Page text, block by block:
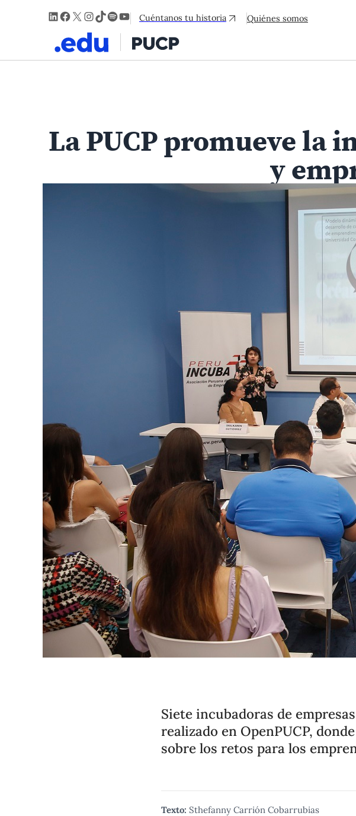
LinkedIn
Facebook
X Instagram
TikTok
Spotify
YouTube
Cuéntanos tu historia Quiénes somos
La PUCP promueve la
y
Siete incubadoras de
realizado en OpenPUCP,
sobre los retos para los
Texto: Sthefanny Carrión Cobarrubias